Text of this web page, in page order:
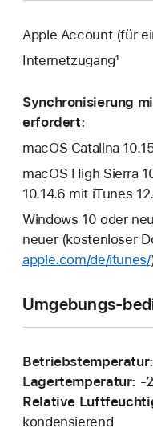
Apple Account (für
Internetzugang¹
Synchronisierung
erfordert:
macOS Catalina
macOS High Sierra
10.14.6 mit iTunes
Windows 10 oder
neuer (kostenloser
apple.com/de/itunes/
Umgebungs-
Betriebstemperatur:
Lagertemperatur:
Relative
kondensierend